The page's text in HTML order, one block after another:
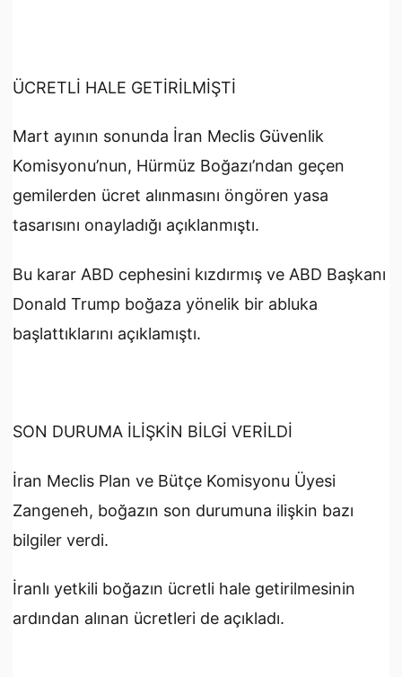
ÜCRETLİ HALE GETİRİLMİŞTİ
Mart ayının sonunda İran Meclis Güvenlik
Komisyonu’nun, Hürmüz Boğazı’ndan geçen
gemilerden ücret alınmasını öngören yasa
tasarısını onayladığı açıklanmıştı.
Bu karar ABD cephesini kızdırmış ve ABD Başkanı
Donald Trump boğaza yönelik bir abluka
başlattıklarını açıklamıştı.
SON DURUMA İLİŞKİN BİLGİ VERİLDİ
İran Meclis Plan ve Bütçe Komisyonu Üyesi
Zangeneh, boğazın son durumuna ilişkin bazı
bilgiler verdi.
İranlı yetkili boğazın ücretli hale getirilmesinin
ardından alınan ücretleri de açıkladı.